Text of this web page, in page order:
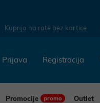
Kupnja na rate bez kartice
Registracija
Prijava
Promocije promo
Outlet